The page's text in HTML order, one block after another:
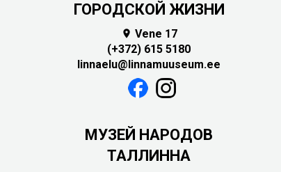
ГОРОДСКОЙ ЖИЗНИ
 Vene 17
(+372) 615 5180
linnaelu@linnamuuseum.ee
MУЗЕЙ НАРОДОВ
ТАЛЛИННА